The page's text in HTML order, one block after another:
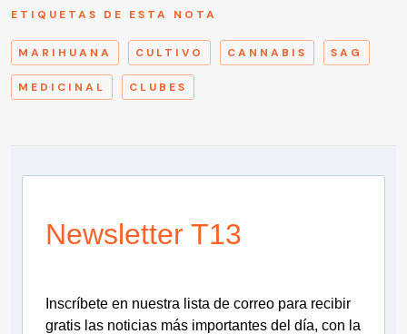
ETIQUETAS DE ESTA NOTA
MARIHUANA CULTIVO CANNABIS SAG
MEDICINAL CLUBES
Newsletter T13
Inscríbete en nuestra lista de correo para recibir
gratis las noticias más importantes del día, con la